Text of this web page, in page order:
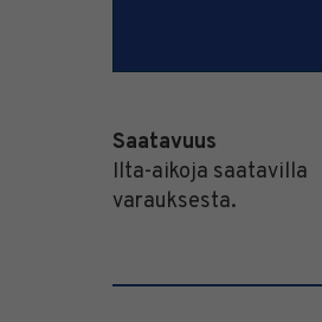
Saatavuus
Ilta-aikoja saatavilla
varauksesta.